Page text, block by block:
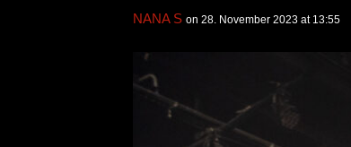
NANA S on 28. November 2023 at 13:55